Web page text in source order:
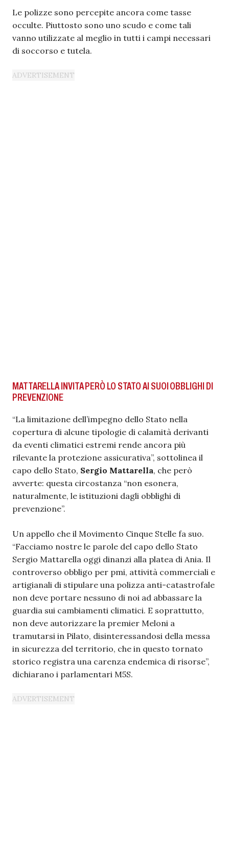
Le polizze sono percepite ancora come tasse
occulte. Piuttosto sono uno scudo e come tali
vanno utilizzate al meglio in tutti i campi necessari
di soccorso e tutela.
MATTARELLA INVITA PERÒ LO STATO AI SUOI OBBLIGHI DI
PREVENZIONE
“La limitazione dell’impegno dello Stato nella
copertura di alcune tipologie di calamità derivanti
da eventi climatici estremi rende ancora più
rilevante la protezione assicurativa”, sottolinea il
capo dello Stato, Sergio Mattarella, che però
avverte: questa circostanza “non esonera,
naturalmente, le istituzioni dagli obblighi di
prevenzione”.
Un appello che il Movimento Cinque Stelle fa suo.
“Facciamo nostre le parole del capo dello Stato
Sergio Mattarella oggi dinanzi alla platea di Ania. Il
controverso obbligo per pmi, attività commerciali e
artigianali di stipulare una polizza anti-catastrofale
non deve portare nessuno di noi ad abbassare la
guardia sui cambiamenti climatici. E soprattutto,
non deve autorizzare la premier Meloni a
tramutarsi in Pilato, disinteressandosi della messa
in sicurezza del territorio, che in questo tornato
storico registra una carenza endemica di risorse”,
dichiarano i parlamentari M5S.